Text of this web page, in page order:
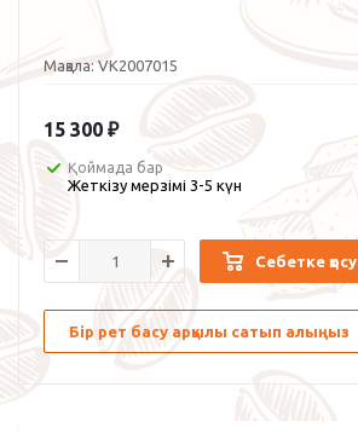
Мақала: VK2007015
15 300 ₽
Қоймада бар
Жеткізу мерзімі 3-5 күн
Себетке қосу
Бір рет басу арқылы сатып алыңыз